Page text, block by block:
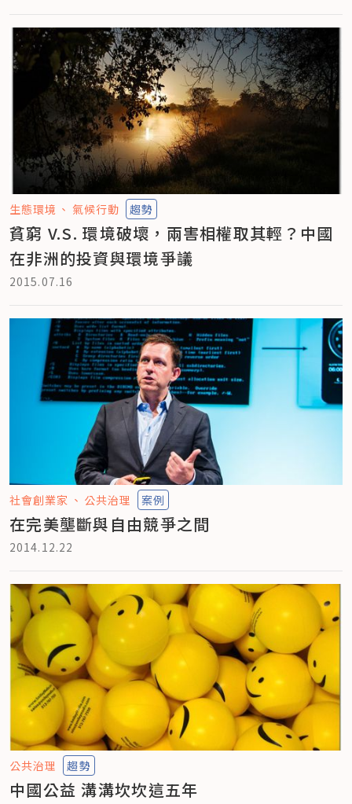
生態環境 氣候行動 趨勢
貧窮 V.S. 環境破壞，兩害相權取其輕？中國
在非洲的投資與環境爭議
2015.07.16
社會創業家 公共治理 案例
在完美壟斷與自由競爭之間
2014.12.22
公共治理 趨勢
中國公益 溝溝坎坎這五年